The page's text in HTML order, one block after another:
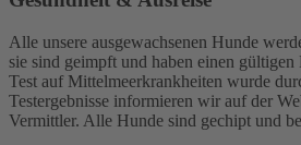
Alle unsere ausgewachsenen Hunde
sie sind geimpft und haben einen
Test auf Mittelmeerkrankheiten wurde
Testergebnisse informieren wir auf der
Vermittler. Alle Hunde sind gechipt und